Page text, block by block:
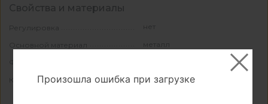
Свойства и материалы
Регулировка нет
Основной материал металл
Форма
Количество в упаковке 100
Произошла ошибка при загрузке